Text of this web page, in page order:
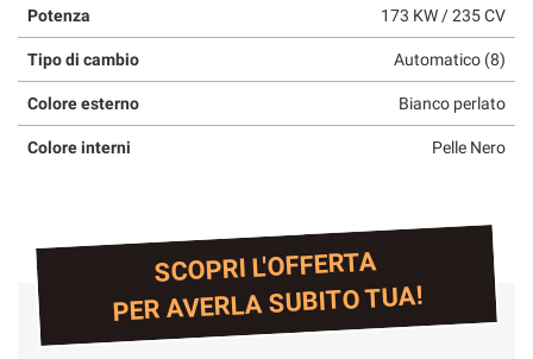
Potenza 173 KW / 235 CV
Tipo di cambio Automatico (8)
Colore esterno Bianco perlato
Colore interni Pelle Nero
SCOPRI L'OFFERTA
PER AVERLA SUBITO TUA!